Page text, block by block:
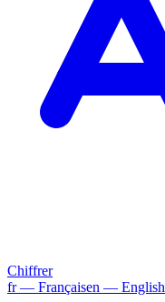
Chiffrer
fr— Françaisen — English